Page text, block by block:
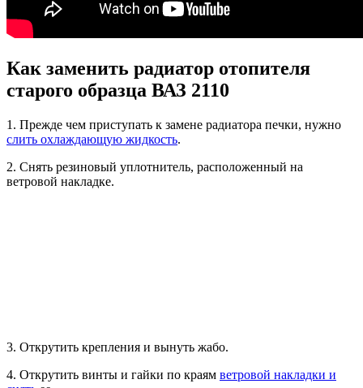
Как заменить радиатор отопителя
старого образца ВАЗ 2110
1. Прежде чем приступать к замене радиатора печки, нужно
слить охлаждающую жидкость.
2. Снять резиновый уплотнитель, расположенный на
ветровой накладке.
3. Открутить крепления и вынуть жабо.
4. Открутить винты и гайки по краям ветровой накладки и